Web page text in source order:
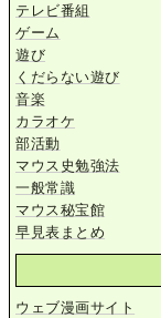
テレビ番組
ゲーム
遊び
くだらない遊び
音楽
カラオケ
部活動
マウス史勉強法
一般常識
マウス秘宝館
早見表まとめ
ウェブ漫画サイト